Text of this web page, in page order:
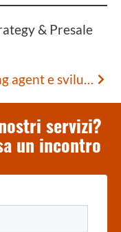
& Presale
Coding agent e sviluppo software: comprendere prima di agire
servizi?
un incontro